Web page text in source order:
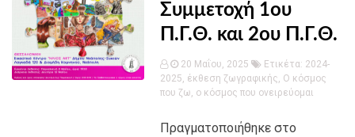
Συμμετοχή 1ου
Π.Γ.Θ. και 2ου Π.Γ.Θ.
20 Μαΐου, 2025 Ετικέτα: 2024-
2025, έκθεση ζωγραφικής, Ο κόσμος
που ζω, ο κόσμος που ονειρεύομαι
Πραγματοποιήθηκε στο